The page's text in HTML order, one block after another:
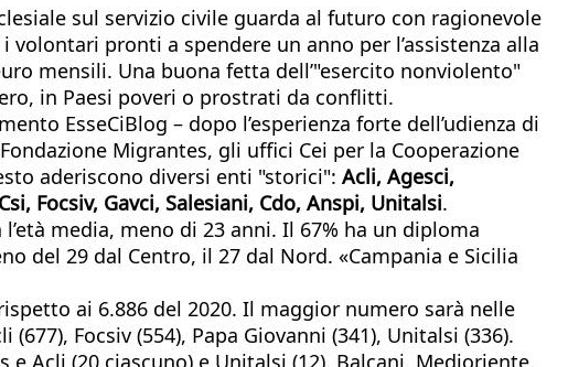
sul servizio civile guarda al futuro con ragionevole
pronti a spendere un anno per l’assistenza alla
mensili. Una buona fetta dell’"esercito nonviolento"
in Paesi poveri o prostrati da conflitti.
EsseCiBlog – dopo l’esperienza forte dell’udienza di
Migrantes, gli uffici Cei per la Cooperazione
aderiscono diversi enti "storici": Acli, Agesci,
Focsiv, Gavci, Salesiani, Cdo, Anspi, Unitalsi.
media, meno di 23 anni. Il 67% ha un diploma
del 29 dal Centro, il 27 dal Nord. «Campania e Sicilia
ai 6.886 del 2020. Il maggior numero sarà nelle
Focsiv (554), Papa Giovanni (341), Unitalsi (336).
e Acli (20 ciascuno) e Unitalsi (12). Balcani, Medioriente,